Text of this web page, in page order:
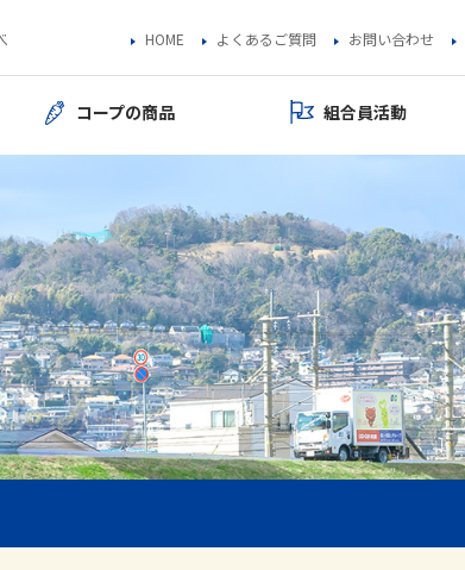
HOME よくあるご質問 お問い合わせ
コープの商品 組合員活動